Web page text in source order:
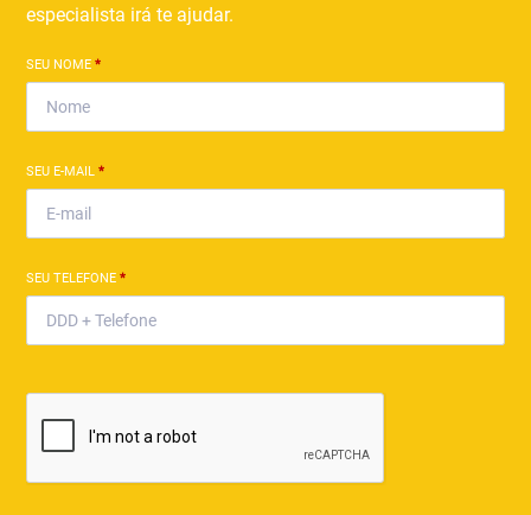
especialista irá te ajudar.
SEU NOME*
SEU E-MAIL*
SEU TELEFONE*